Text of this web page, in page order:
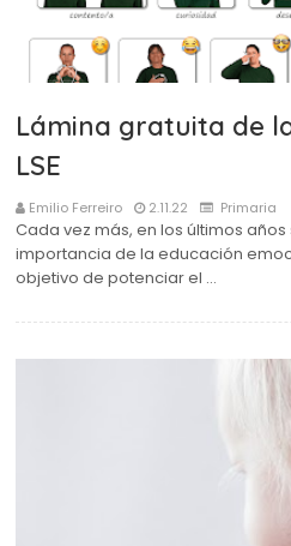
Lámina gratuita de
LSE
Emilio Ferreiro 2.11.22 Primaria
Cada vez más, en los últimos
importancia de la educación
objetivo de potenciar el …